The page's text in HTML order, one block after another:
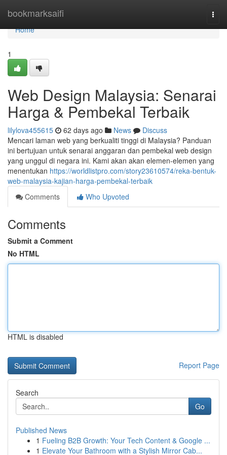
bookmarksaifi
Home
Home
1
Web Design Malaysia: Senarai
Harga & Pembekal Terbaik
lilylova455615 62 days ago News
Discuss
Mencari laman web yang berkualiti tinggi di Malaysia? Panduan
ini bertujuan untuk senarai anggaran dan pembekal web design
yang unggul di negara ini. Kami akan akan elemen-elemen yang
menentukan https://worldlistpro.com/story23610574/reka-bentuk-
web-malaysia-kajian-harga-pembekal-terbaik
Comments
Who Upvoted
Comments
Submit a Comment
No HTML
HTML is disabled
Report Page
Search
Go
Published News
1 Fueling B2B Growth: Your Tech Content & Google ...
1 Elevate Your Bathroom with a Stylish Mirror Cab...